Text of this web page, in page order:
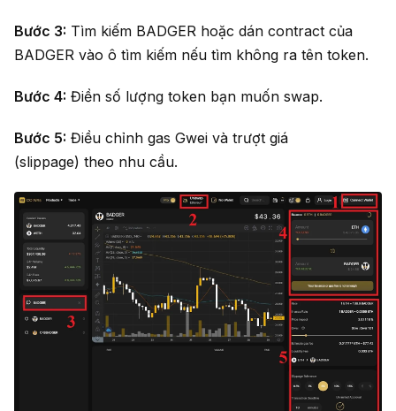
Bước 3: Tìm kiếm BADGER hoặc dán contract của
BADGER vào ô tìm kiếm nếu tìm không ra tên token.
Bước 4: Điền số lượng token bạn muốn swap.
Bước 5: Điều chỉnh gas Gwei và trượt giá
(slippage) theo nhu cầu.